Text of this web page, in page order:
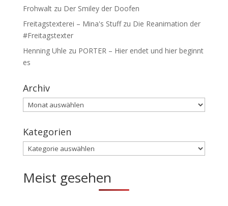
Frohwaltzu Der Smiley der Doofen
Freitagstexterei – Mina's Stuffzu Die Reanimation der
#Freitagstexter
Henning Uhle zu PORTER – Hier endet und hier beginnt
es
Archiv
Archiv
Kategorien
Kategorien
Meist gesehen